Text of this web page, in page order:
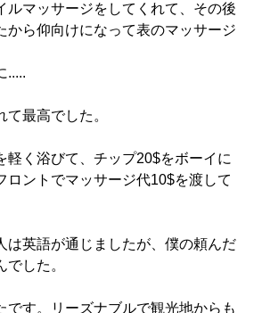
ルマッサージをしてくれて、その後
から仰向けになって表のマッサージ
.....
最高でした。
軽く浴びて、チップ20$をボーイに
ロントでマッサージ代10$を渡して
は英語が通じましたが、僕の頼んだ
した。
です。リーズナブルで観光地からも